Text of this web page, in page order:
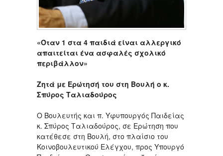
«Όταν 1 στα 4 παιδιά είναι αλλεργικό
απαιτείται ένα ασφαλές σχολικό
περιβάλλον»
Ζητά με Ερώτησή του στη Βουλή ο κ.
Σπύρος Ταλιαδούρος
Ο Βουλευτής και π. Υφυπουργός Παιδείας
κ. Σπύρος Ταλιαδούρος, σε Ερώτηση που
κατέθεσε στη Βουλή, στο πλαίσιο του
Κοινοβουλευτικού Ελέγχου, προς Υπουργό